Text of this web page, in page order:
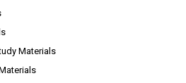
Materials